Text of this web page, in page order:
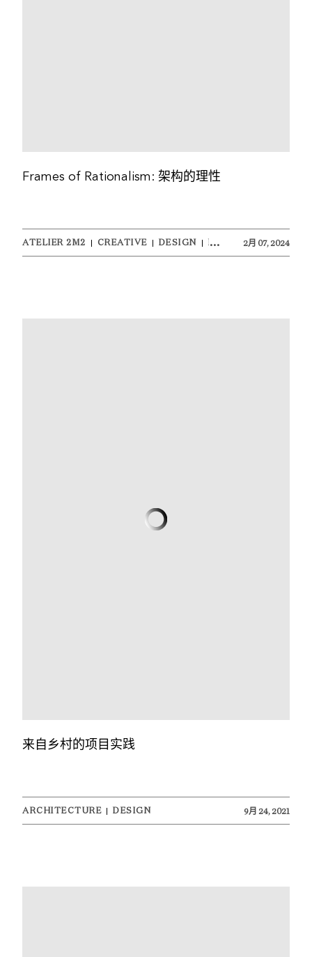
Frames of Rationalism: 架构的理性
ATELIER 2M2 CREATIVE DESIGN PRODUCT2月 07, 2024
来自乡村的项目实践
ARCHITECTURE DESIGN 9月 24, 2021